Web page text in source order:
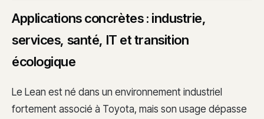
Applications concrètes : industrie,
services, santé, IT et transition
écologique
Le Lean est né dans un environnement industriel
fortement associé à Toyota, mais son usage dépasse